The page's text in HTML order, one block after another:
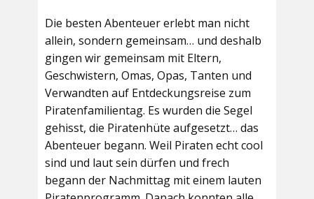
Die besten Abenteuer erlebt man nicht
allein, sondern gemeinsam… und deshalb
gingen wir gemeinsam mit Eltern,
Geschwistern, Omas, Opas, Tanten und
Verwandten auf Entdeckungsreise zum
Piratenfamilientag. Es wurden die Segel
gehisst, die Piratenhüte aufgesetzt… das
Abenteuer begann. Weil Piraten echt cool
sind und laut sein dürfen und frech
begann der Nachmittag mit einem lauten